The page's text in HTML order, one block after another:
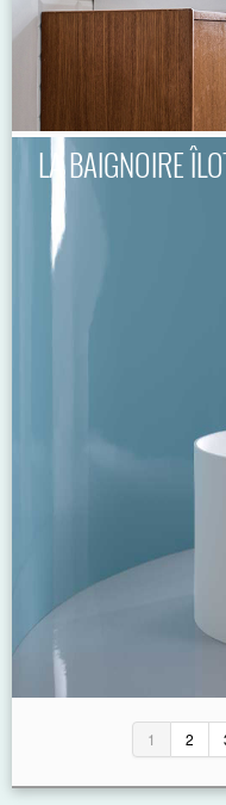
LA BAIGNOIRE
1 2